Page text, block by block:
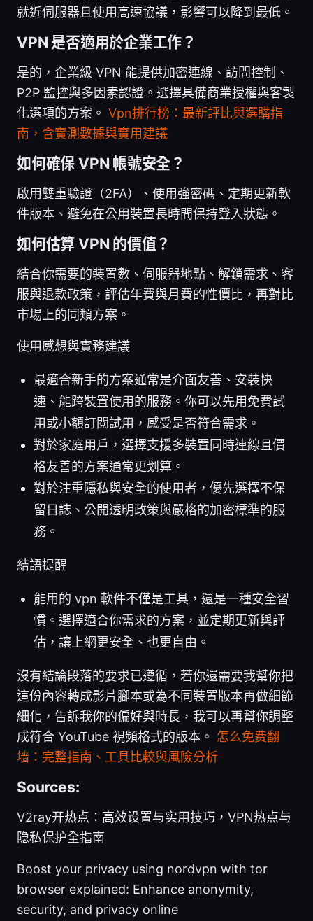
就近伺服器且使用高速協議，影響可以降到最低。
VPN 是否適用於企業工作？
是的，企業級 VPN 能提供加密連線、訪問控制、
P2P 監控與多因素認證。選擇具備商業授權與客製
化選項的方案。 Vpn排行榜：最新評比與選購指
南，含實測數據與實用建議
如何確保 VPN 帳號安全？
啟用雙重驗證（2FA）、使用強密碼、定期更新軟
件版本、避免在公用裝置長時間保持登入狀態。
如何估算 VPN 的價值？
結合你需要的裝置數、伺服器地點、解鎖需求、客
服與退款政策，評估年費與月費的性價比，再對比
市場上的同類方案。
使用感想與實務建議
最適合新手的方案通常是介面友善、安裝快
速、能跨裝置使用的服務。你可以先用免費試
用或小額訂閱試用，感受是否符合需求。
對於家庭用戶，選擇支援多裝置同時連線且價
格友善的方案通常更划算。
對於注重隱私與安全的使用者，優先選擇不保
留日誌、公開透明政策與嚴格的加密標準的服
務。
結語提醒
能用的 vpn 軟件不僅是工具，還是一種安全習
慣。選擇適合你需求的方案，並定期更新與評
估，讓上網更安全、也更自由。
沒有結論段落的要求已遵循，若你還需要我幫你把
這份內容轉成影片腳本或為不同裝置版本再做細節
細化，告訴我你的偏好與時長，我可以再幫你調整
成符合 YouTube 視頻格式的版本。 怎么免费翻
墙：完整指南、工具比較與風險分析
Sources:
V2ray开热点：高效设置与实用技巧，VPN热点与
隐私保护全指南
Boost your privacy using nordvpn with tor
browser explained: Enhance anonymity,
security, and privacy online